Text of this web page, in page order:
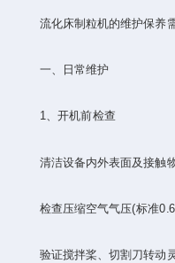
流化床制粒机的维护保养需
一、‌日常维护‌
‌1、开机前检查‌
清洁设备内外表面及接触物
检查压缩空气气压(标准
验证搅拌桨、切割刀转动灵